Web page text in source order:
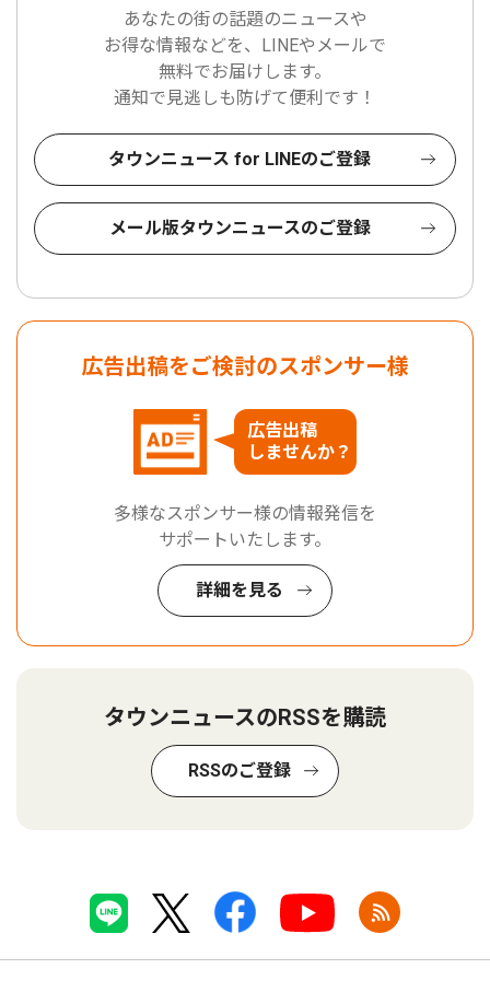
あなたの街の話題のニュースや
お得な情報などを、LINEやメールで
無料でお届けします。
通知で見逃しも防げて便利です！
タウンニュース for LINEのご登録
メール版タウンニュースのご登録
広告出稿をご検討のスポンサー様
広告出稿
しませんか？
多様なスポンサー様の情報発信を
サポートいたします。
詳細を見る
タウンニュースのRSSを購読
RSSのご登録